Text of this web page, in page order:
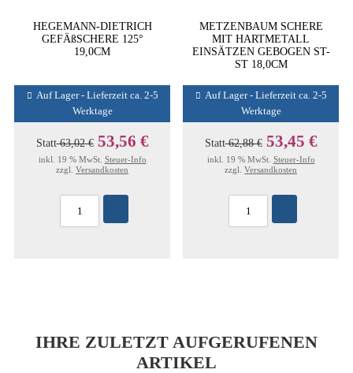
HEGEMANN-DIETRICH
GEFÄßSCHERE 125°
19,0CM
Auf Lager - Lieferzeit ca. 2-5
Werktage
Statt63,02 € 53,56 €
inkl. 19 % MwSt. Steuer-Info
zzgl. Versandkosten
METZENBAUM SCHERE
MIT HARTMETALL
EINSÄTZEN GEBOGEN ST-
ST 18,0CM
Auf Lager - Lieferzeit ca. 2-5
Werktage
Statt62,88 € 53,45 €
inkl. 19 % MwSt. Steuer-Info
zzgl. Versandkosten
IHRE ZULETZT AUFGERUFENEN
ARTIKEL